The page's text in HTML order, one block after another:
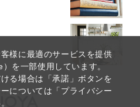
様に最適のサービスを提供
を一部使用しています。
る場合は「承諾」ボタンを
については「プライバシー